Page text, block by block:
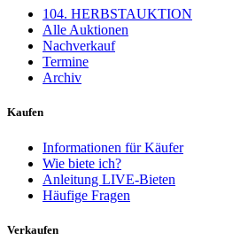
104. HERBSTAUKTION
Alle Auktionen
Nachverkauf
Termine
Archiv
Kaufen
Informationen für Käufer
Wie biete ich?
Anleitung LIVE-Bieten
Häufige Fragen
Verkaufen